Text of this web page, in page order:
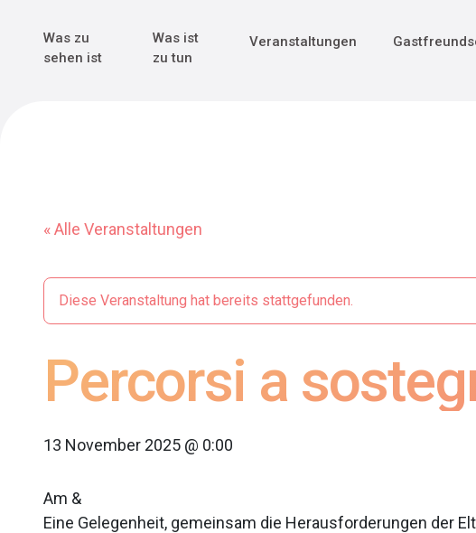
Main Navigation
Was zu
sehen ist
Was ist
zu tun
Veranstaltungen
« Alle Veranstaltungen
Diese Veranstaltung hat bereits stattgefunden.
Percorsi a
13 November 2025 @ 0:00
Am &
Eine Gelegenheit, gemeinsam die Herausforderungen der